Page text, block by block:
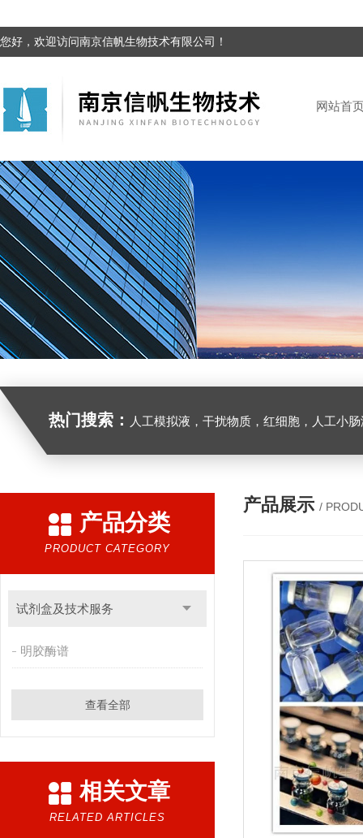
您好，欢迎访问南京信帆生物技术有限公司！
网站首
热门搜索： 人工模拟液，干扰物质，红细胞，人工小
产品分类
PRODUCT CATEGORY
试剂盒及技术服务
明胶酶谱
查看全部
相关文章
RELATED ARTICLES
产品展示 /